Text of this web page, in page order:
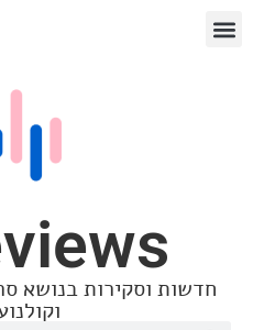
בנושא סרטים,
וקולנוע ביתי